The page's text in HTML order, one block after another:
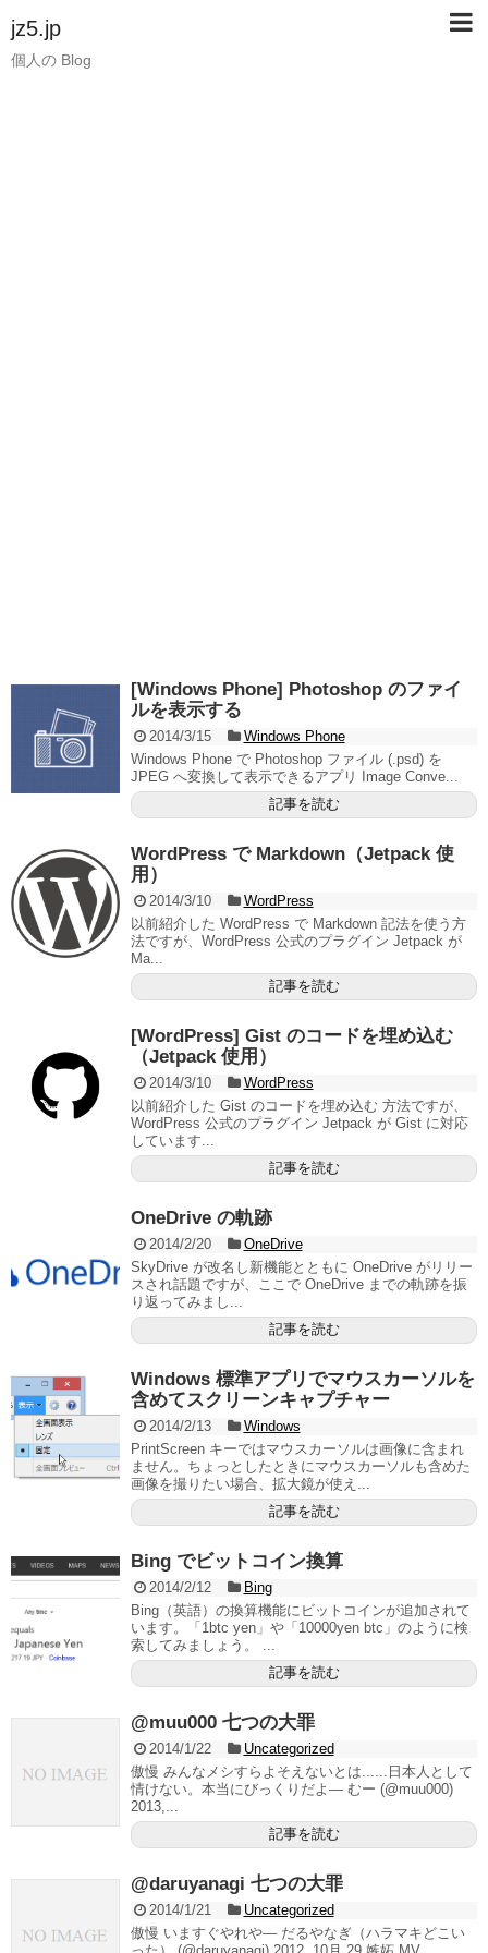
jz5.jp
個人の Blog
[Windows Phone] Photoshop のファイ
ルを表示する
2014/3/15
Windows Phone
Windows Phone で Photoshop ファイル (.psd) を
JPEG へ変換して表示できるアプリ Image Conve...
記事を読む
WordPress で Markdown（Jetpack 使
用）
2014/3/10
WordPress
以前紹介した WordPress で Markdown 記法を使う方
法ですが、WordPress 公式のプラグイン Jetpack が
Ma...
記事を読む
[WordPress] Gist のコードを埋め込む
（Jetpack 使用）
2014/3/10
WordPress
以前紹介した Gist のコードを埋め込む 方法ですが、
WordPress 公式のプラグイン Jetpack が Gist に対応
しています...
記事を読む
OneDrive の軌跡
2014/2/20
OneDrive
SkyDrive が改名し新機能とともに OneDrive がリリー
スされ話題ですが、ここで OneDrive までの軌跡を振
り返ってみまし...
記事を読む
Windows 標準アプリでマウスカーソルを
含めてスクリーンキャプチャー
2014/2/13
Windows
PrintScreen キーではマウスカーソルは画像に含まれ
ません。ちょっとしたときにマウスカーソルも含めた
画像を撮りたい場合、拡大鏡が使え...
記事を読む
Bing でビットコイン換算
2014/2/12
Bing
Bing（英語）の換算機能にビットコインが追加されて
います。「1btc yen」や「10000yen btc」のように検
索してみましょう。 ...
記事を読む
@muu000 七つの大罪
2014/1/22
Uncategorized
傲慢 みんなメシすらよそえないとは......日本人として
情けない。本当にびっくりだよ— むー (@muu000)
2013,...
記事を読む
@daruyanagi 七つの大罪
2014/1/21
Uncategorized
傲慢 いますぐやれや— だるやなぎ（ハラマキどこい